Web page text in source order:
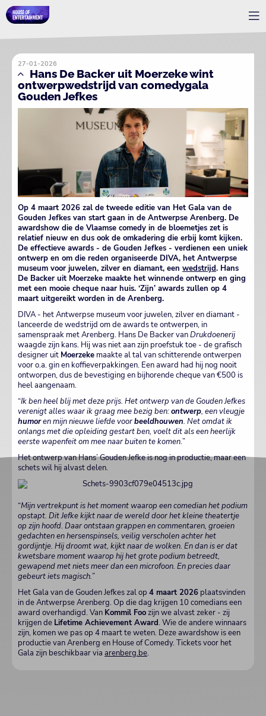
27-01-2026
Hans De Backer uit Moerzeke wint
ontwerpwedstrijd van comedygala
Gouden Jefkes
Op 4 maart 2026 zal de tweede editie van Het Gala van de
Gouden Jefkes van start gaan in de Antwerpse Arenberg. De
awardshow die de Vlaamse comedy in de bloemetjes zet is
relatief nieuw en dus ook de omkadering die erbij komt kijken.
De effectieve awards - de Gouden Jefkes - verdienen een uniek
ontwerp en om die reden organiseerde DIVA, het Antwerpse
museum voor juwelen, zilver en diamant, een wedstrijd. Hans
De Backer uit Moerzeke maakte het winnende ontwerp en ging
met een mooie cheque naar huis. ‘Zijn’ awards zullen op 4
maart uitgereikt worden in de Arenberg.
DIVA - het Antwerpse museum voor juwelen, zilver en diamant -
lanceerde de wedstrijd om de awards te ontwerpen, in
samenspraak met Arenberg. Hans De Backer vanDrukdoenerij
waagde zijn kans. Hij was niet aan zijn proefstuk toe - de grafisch
designer uit Moerzeke maakte al tal van schitterende ontwerpen
voor o.a. gin en koffieverpakkingen. Een award had hij nog nooit
ontworpen, dus de bevestiging en bijhorende cheque van €500 is
heel aangenaam.
“Ik ben heel blij met deze prijs. Het ontwerp van de Gouden Jefkes
verenigt alles waar ik graag mee bezig ben:ontwerp, een vleugje
humoren mijn nieuwe liefde voorbeeldhouwen. Net omdat ik
onlangs met die opleiding gestart ben, voelt dit als een heerlijk
eerste wapenfeit om mee naar buiten te komen.”
Het ontwerp van Hans’ Gouden Jefke is nog in productie, maar een
schets wil hij alvast delen.
“Mijn vertrekpunt is het moment waarop een comedian het podium
opstapt. Dit Jefke kijkt naar de wereld door het kleine theatertje
op zijn hoofd. Daar ontstaan grappen en commentaren, groeien
gedachten en hersenspinsels, veilig verscholen achter het
gordijntje. Hij droomt wat, kijkt naar de wolken. En dan is er dat
kwetsbare moment waarop hij het grote podium betreedt,
gewapend met niets meer dan een microfoon. En precies daar
gebeurt iets magisch.”
Het Gala van de Gouden Jefkes zal op 4 maart 2026 plaatsvinden
in de Antwerpse Arenberg. Op die dag krijgen 10 comedians een
award overhandigd. Van Kommil Foozijn we alvast zeker - zij
krijgen de Lifetime Achievement Award. Wie de andere winnaars
zijn, komen we pas op 4 maart te weten. Deze awardshow is een
productie van Arenberg en House of Comedy. Tickets voor het
Gala zijn beschikbaar via arenberg.be.